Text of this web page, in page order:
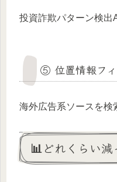
投資詐欺パターン検出
⑤ 位置情報フ
海外広告系ソースを検
📊どれくらい減